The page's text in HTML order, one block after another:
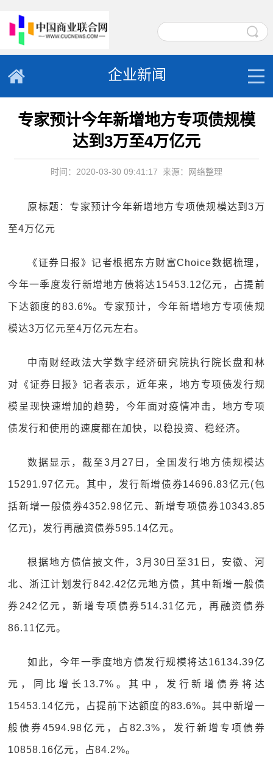
企业新闻
专家预计今年新增地方专项债规模
达到3万至4万亿元
时间：2020-03-30 09:41:17 来源：网络整理
原标题：专家预计今年新增地方专项债规模达到3万
至4万亿元
《证券日报》记者根据东方财富Choice数据梳理，
今年一季度发行新增地方债将达15453.12亿元，占提前
下达额度的83.6%。专家预计，今年新增地方专项债规
模达3万亿元至4万亿元左右。
中南财经政法大学数字经济研究院执行院长盘和林
对《证券日报》记者表示，近年来，地方专项债发行规
模呈现快速增加的趋势，今年面对疫情冲击，地方专项
债发行和使用的速度都在加快，以稳投资、稳经济。
数据显示，截至3月27日，全国发行地方债规模达
15291.97亿元。其中，发行新增债券14696.83亿元(包
括新增一般债券4352.98亿元、新增专项债券10343.85
亿元)，发行再融资债券595.14亿元。
根据地方债信披文件，3月30日至31日，安徽、河
北、浙江计划发行842.42亿元地方债，其中新增一般债
券242亿元，新增专项债券514.31亿元，再融资债券
86.11亿元。
如此，今年一季度地方债发行规模将达16134.39亿
元，同比增长13.7%。其中，发行新增债券将达
15453.14亿元，占提前下达额度的83.6%。其中新增一
般债券4594.98亿元，占82.3%，发行新增专项债券
10858.16亿元，占84.2%。